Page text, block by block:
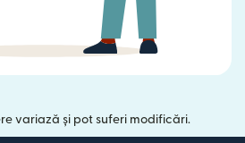
variază și pot suferi modificări.